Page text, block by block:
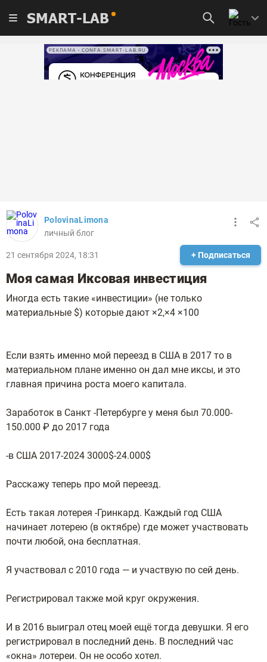
SMART-LAB
РЕКЛАМА • CONFA.SMART-LAB.RU
PolovinaLimona
личный блог
21 сентября 2024, 18:31 + Подписаться
Моя самая Иксовая инвестиция
Иногда есть такие «инвестиции» (не только
материальные $) которые дают ×2,×4 ×100
Если взять именно мой переезд в США в 2017 то в
материальном плане именно он дал мне иксы, и это
главная причина роста моего капитала.
Заработок в Санкт -Петербурге у меня был 70.000-
150.000 ₽ до 2017 года
-в США 2017-2024 3000$-24.000$
Расскажу теперь про мой переезд.
Есть такая лотерея -Гринкард. Каждый год США
начинает лотерею (в октябре) где может участвовать
почти любой, она бесплатная.
Я участвовал с 2010 года — и участвую по сей день.
Регистрировал также мой круг окружения.
И в 2016 выиграл отец моей ещё тогда девушки. Я его
регистрировал в последний день. В последний час
«окна» лотереи. Он не особо хотел.